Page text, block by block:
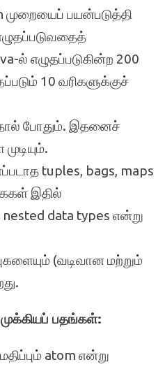
முறையைப் பயன்படுத்தி
ல் எழுதப்படுகின்ற 200
10 வரிகளுக்குச்
போதும். இதனைச்
tuples, bags, maps
இதில்
data types என்று
(வடிவான மற்றும்
பதங்கள்:
atom என்று